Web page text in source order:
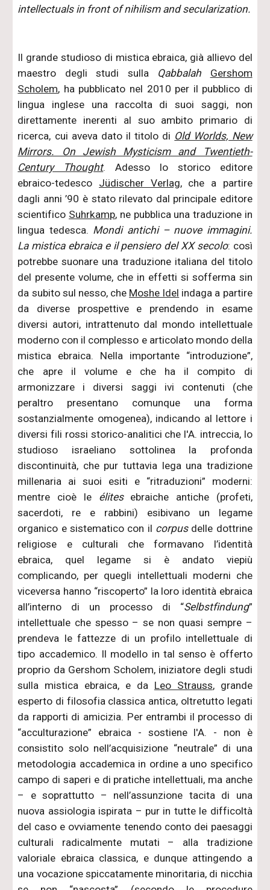
intellectuals in front of nihilism and secularization.
Il grande studioso di mistica ebraica, già allievo del
maestro degli studi sulla Qabbalah
Gershom
Scholem, ha pubblicato nel 2010 per il pubblico di
lingua inglese una raccolta di suoi saggi, non
direttamente inerenti al suo ambito primario di
ricerca, cui aveva dato il titolo di Old Worlds, New
Mirrors. On Jewish Mysticism and Twentieth-
Century Thought. Adesso lo storico editore
ebraico-tedesco Jüdischer Verlag, che a partire
dagli anni ’90 è stato rilevato dal principale editore
scientifico Suhrkamp, ne pubblica una traduzione in
lingua tedesca. Mondi antichi – nuove immagini.
La mistica ebraica e il pensiero del XX secolo: così
potrebbe suonare una traduzione italiana del titolo
del presente volume, che in effetti si sofferma sin
da subito sul nesso, che Moshe Idel indaga a partire
da diverse prospettive e prendendo in esame
diversi autori, intrattenuto dal mondo intellettuale
moderno con il complesso e articolato mondo della
mistica ebraica. Nella importante “introduzione”,
che apre il volume e che ha il compito di
armonizzare i diversi saggi ivi contenuti (che
peraltro presentano comunque una forma
sostanzialmente omogenea), indicando al lettore i
diversi fili rossi storico-analitici che l'A. intreccia, lo
studioso israeliano sottolinea la profonda
discontinuità, che pur tuttavia lega una tradizione
millenaria ai suoi esiti e “ritraduzioni” moderni:
mentre cioè le élitesebraiche antiche (profeti,
sacerdoti, re e rabbini) esibivano un legame
organico e sistematico con il corpusdelle dottrine
religiose e culturali che formavano l’identità
ebraica, quel legame si è andato viepiù
complicando, per quegli intellettuali moderni che
viceversa hanno “riscoperto” la loro identità ebraica
all’interno di un processo di “Selbstfindung”
intellettuale che spesso – se non quasi sempre –
prendeva le fattezze di un profilo intellettuale di
tipo accademico. Il modello in tal senso è offerto
proprio da Gershom Scholem, iniziatore degli studi
sulla mistica ebraica, e da Leo Strauss, grande
esperto di filosofia classica antica, oltretutto legati
da rapporti di amicizia. Per entrambi il processo di
“acculturazione” ebraica - sostiene l'A. - non è
consistito solo nell’acquisizione “neutrale” di una
metodologia accademica in ordine a uno specifico
campo di saperi e di pratiche intellettuali, ma anche
– e soprattutto – nell’assunzione tacita di una
nuova assiologia ispirata – pur in tutte le difficoltà
del caso e ovviamente tenendo conto dei paesaggi
culturali radicalmente mutati – alla tradizione
valoriale ebraica classica, e dunque attingendo a
una vocazione spiccatamente minoritaria, di nicchia